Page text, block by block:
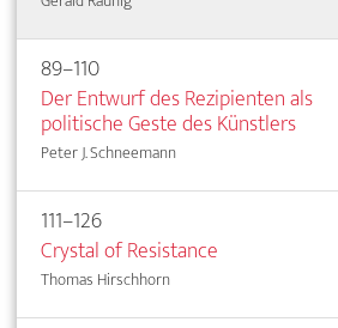
89–110
Der Entwurf des Rezipienten als
politische Geste des Künstlers
Peter J. Schneemann
111–126
Crystal of Resistance
Thomas Hirschhorn